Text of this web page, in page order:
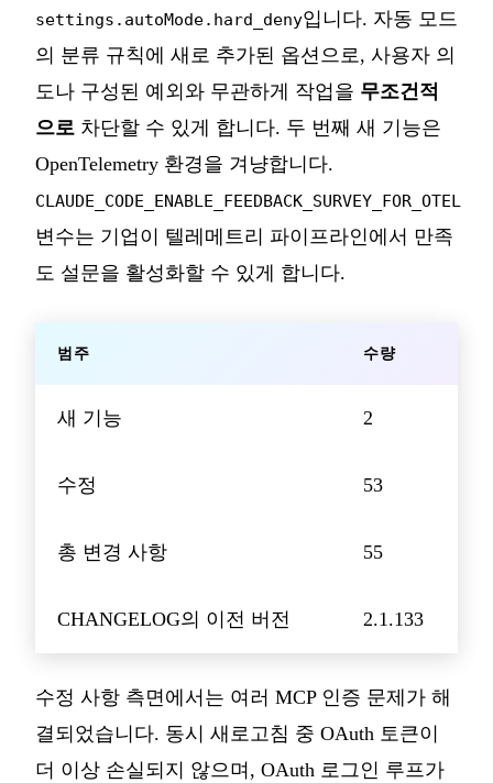
settings.autoMode.hard_deny입니다. 자동 모드
의 분류 규칙에 새로 추가된 옵션으로, 사용자 의
도나 구성된 예외와 무관하게 작업을 무조건적
으로 차단할 수 있게 합니다. 두 번째 새 기능은
OpenTelemetry 환경을 겨냥합니다.
CLAUDE_CODE_ENABLE_FEEDBACK_SURVEY_FOR_OTEL
변수는 기업이 텔레메트리 파이프라인에서 만족
도 설문을 활성화할 수 있게 합니다.
범주 수량
새 기능 2
수정 53
총 변경 사항 55
CHANGELOG의 이전 버전 2.1.133
수정 사항 측면에서는 여러 MCP 인증 문제가 해
결되었습니다. 동시 새로고침 중 OAuth 토큰이
더 이상 손실되지 않으며, OAuth 로그인 루프가